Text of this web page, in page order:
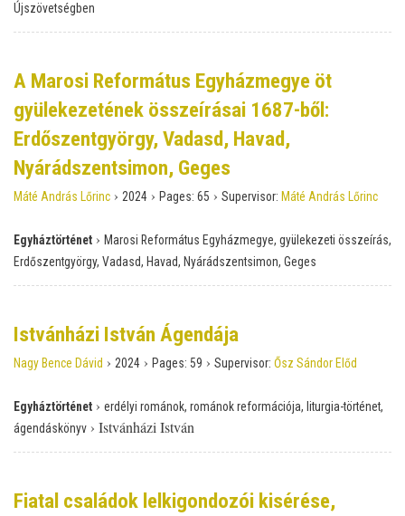
Újszövetségben
A Marosi Református Egyházmegye öt
gyülekezetének összeírásai 1687-ből:
Erdőszentgyörgy, Vadasd, Havad,
Nyárádszentsimon, Geges
Máté András Lőrinc › 2024 › Pages: 65 › Supervisor: Máté András Lőrinc
Egyháztörténet › Marosi Református Egyházmegye, gyülekezeti összeírás,
Erdőszentgyörgy, Vadasd, Havad, Nyárádszentsimon, Geges
Istvánházi István Ágendája
Nagy Bence Dávid › 2024 › Pages: 59 › Supervisor: Ősz Sándor Előd
Egyháztörténet › erdélyi románok, románok reformációja, liturgia-történet,
ágendáskönyv › Istvánházi István
Fiatal családok lelkigondozói kisérése,